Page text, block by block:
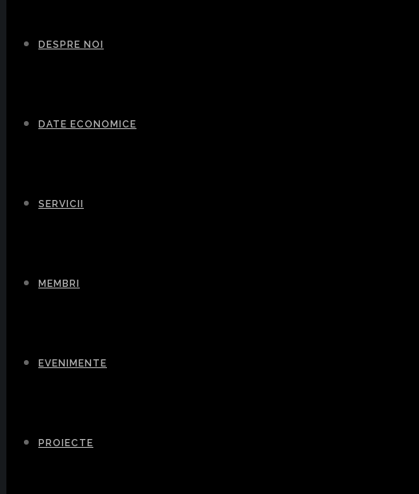
DESPRE NOI
DATE ECONOMICE
SERVICII
MEMBRI
EVENIMENTE
PROIECTE